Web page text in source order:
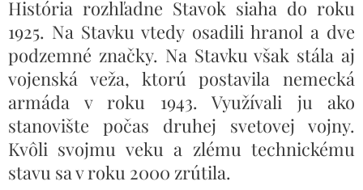
História rozhľadne Stavok siaha do roku
1925. Na Stavku vtedy osadili hranol a dve
podzemné značky. Na Stavku však stála aj
vojenská veža, ktorú postavila nemecká
armáda v roku 1943. Využívali ju ako
stanovište počas druhej svetovej vojny.
Kvôli svojmu veku a zlému technickému
stavu sa v roku 2000 zrútila.